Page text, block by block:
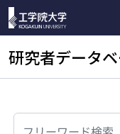
研究者データ
検索